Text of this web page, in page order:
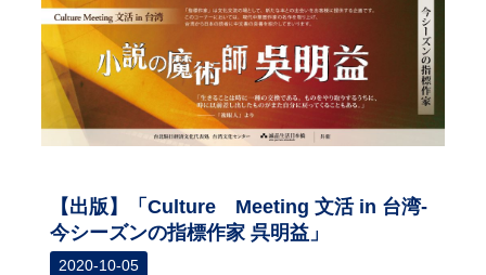
【出版】「Culture Meeting 文活 in 台湾-
今シーズンの指標作家 呉明益」
2020-10-05